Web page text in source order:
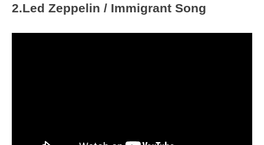
2.Led Zeppelin / Immigrant Song